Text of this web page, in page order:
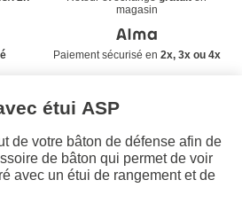
magasin
Paiement sécurisé en 2x, 3x ou 4x
étui ASP
de votre bâton de défense afin de
de bâton qui permet de voir
avec un étui de rangement et de